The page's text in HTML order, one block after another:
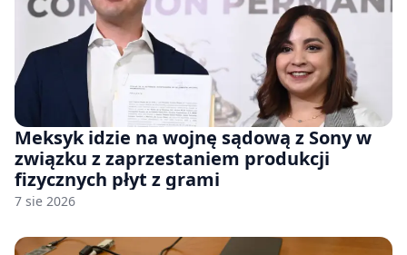
Meksyk idzie na wojnę sądową z Sony w
związku z zaprzestaniem produkcji
fizycznych płyt z grami
7 sie 2026